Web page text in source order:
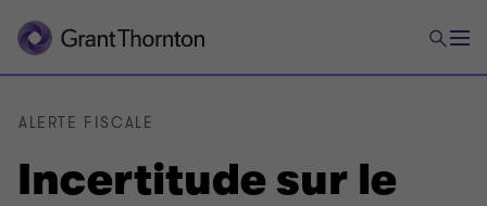
Incertitude sur le
ALERTE FISCALE